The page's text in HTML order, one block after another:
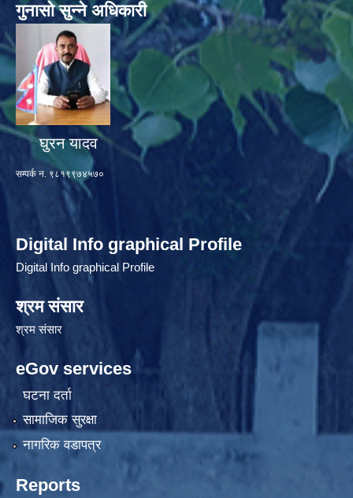
गुनासो सुन्ने अधिकारी
घुरन यादव
सम्पर्क न. ९८१९९७४५७०
Digital Info graphical Profile
Digital Info graphical Profile
श्रम संसार
श्रम संसार
eGov services
घटना दर्ता
सामाजिक सुरक्षा
नागरिक वडापत्र
Reports